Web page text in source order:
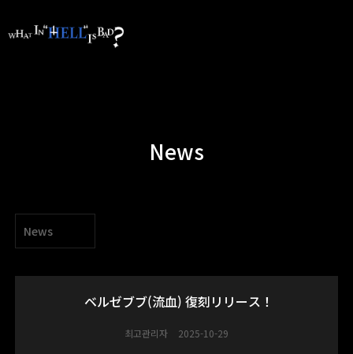
News
News
ベルゼブブ(流血) 復刻リリース！
최고관리자 2025-10-29